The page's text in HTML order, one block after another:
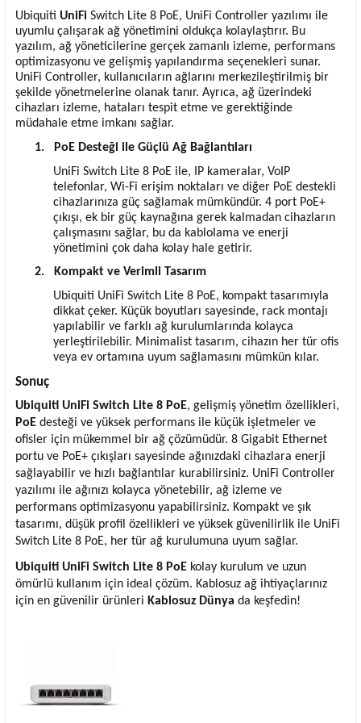
Ubiquiti UniFi Switch Lite 8 PoE, UniFi Controller yazılımı ile
uyumlu çalışarak ağ yönetimini oldukça kolaylaştırır. Bu
yazılım, ağ yöneticilerine gerçek zamanlı izleme, performans
optimizasyonu ve gelişmiş yapılandırma seçenekleri sunar.
UniFi Controller, kullanıcıların ağlarını merkezileştirilmiş bir
şekilde yönetmelerine olanak tanır. Ayrıca, ağ üzerindeki
cihazları izleme, hataları tespit etme ve gerektiğinde
müdahale etme imkanı sağlar.
1.
PoE Desteği ile Güçlü Ağ Bağlantıları
UniFi Switch Lite 8 PoE ile, IP kameralar, VoIP
telefonlar, Wi-Fi erişim noktaları ve diğer PoE destekli
cihazlarınıza güç sağlamak mümkündür. 4 port PoE+
çıkışı, ek bir güç kaynağına gerek kalmadan cihazların
çalışmasını sağlar, bu da kablolama ve enerji
yönetimini çok daha kolay hale getirir.
2.
Kompakt ve Verimli Tasarım
Ubiquiti UniFi Switch Lite 8 PoE, kompakt tasarımıyla
dikkat çeker. Küçük boyutları sayesinde, rack montajı
yapılabilir ve farklı ağ kurulumlarında kolayca
yerleştirilebilir. Minimalist tasarım, cihazın her tür ofis
veya ev ortamına uyum sağlamasını mümkün kılar.
Sonuç
Ubiquiti UniFi Switch Lite 8 PoE, gelişmiş yönetim özellikleri,
PoE desteği ve yüksek performans ile küçük işletmeler ve
ofisler için mükemmel bir ağ çözümüdür. 8 Gigabit Ethernet
portu ve PoE+ çıkışları sayesinde ağınızdaki cihazlara enerji
sağlayabilir ve hızlı bağlantılar kurabilirsiniz. UniFi Controller
yazılımı ile ağınızı kolayca yönetebilir, ağ izleme ve
performans optimizasyonu yapabilirsiniz. Kompakt ve şık
tasarımı, düşük profil özellikleri ve yüksek güvenilirlik ile UniFi
Switch Lite 8 PoE, her tür ağ kurulumuna uyum sağlar.
Ubiquiti UniFi Switch Lite 8 PoE kolay kurulum ve uzun
ömürlü kullanım için ideal çözüm. Kablosuz ağ ihtiyaçlarınız
için en güvenilir ürünleri Kablosuz Dünya da keşfedin!